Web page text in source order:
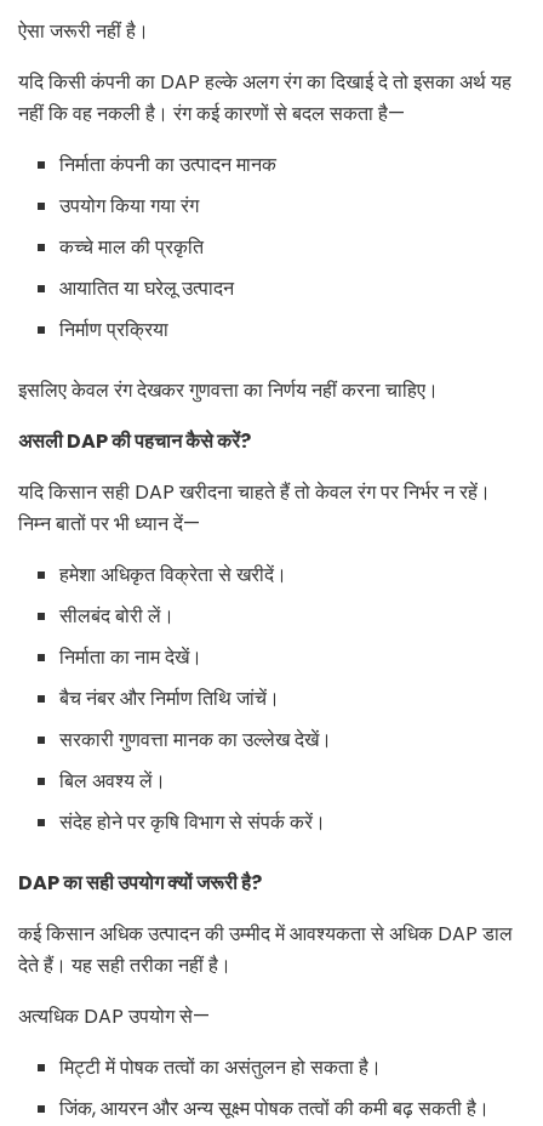
ऐसा जरूरी नहीं है।
यदि किसी कंपनी का DAP हल्के अलग रंग का दिखाई दे तो इसका अर्थ यह
नहीं कि वह नकली है। रंग कई कारणों से बदल सकता है—
निर्माता कंपनी का उत्पादन मानक
उपयोग किया गया रंग
कच्चे माल की प्रकृति
आयातित या घरेलू उत्पादन
निर्माण प्रक्रिया
इसलिए केवल रंग देखकर गुणवत्ता का निर्णय नहीं करना चाहिए।
असलीDAP की पहचान कैसे करें?
यदि किसान सही DAP खरीदना चाहते हैं तो केवल रंग पर निर्भर न रहें।
निम्न बातों पर भी ध्यान दें—
हमेशा अधिकृत विक्रेता से खरीदें।
सीलबंद बोरी लें।
निर्माता का नाम देखें।
बैच नंबर और निर्माण तिथि जांचें।
सरकारी गुणवत्ता मानक का उल्लेख देखें।
बिल अवश्य लें।
संदेह होने पर कृषि विभाग से संपर्क करें।
DAP का सही उपयोग क्यों जरूरी है?
कई किसान अधिक उत्पादन की उम्मीद में आवश्यकता से अधिक DAP डाल
देते हैं। यह सही तरीका नहीं है।
अत्यधिक DAP उपयोग से—
मिट्टी में पोषक तत्वों का असंतुलन हो सकता है।
जिंक, आयरन और अन्य सूक्ष्म पोषक तत्वों की कमी बढ़ सकती है।